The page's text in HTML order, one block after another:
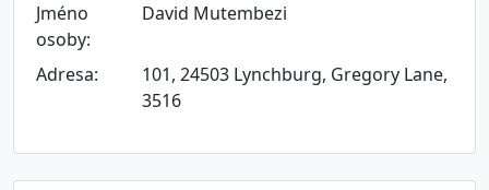
Jméno
osoby:
David Mutembezi
Adresa:
101, 24503 Lynchburg, Gregory Lane,
3516